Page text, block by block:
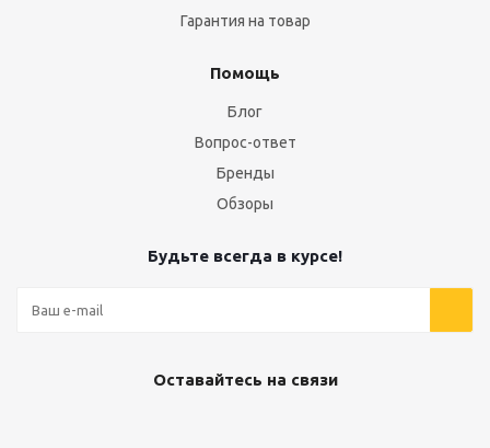
Гарантия на товар
Помощь
Блог
Вопрос-ответ
Бренды
Обзоры
Будьте всегда в курсе!
Оставайтесь на связи